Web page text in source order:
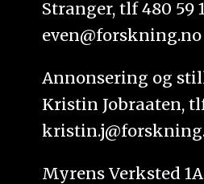
Stranger, tlf 480 59
even@forskning.no
Annonsering og
Kristin Jobraaten,
Myrens Verksted 1A